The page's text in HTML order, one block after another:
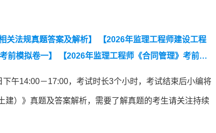
关法规真题答案及解析】
【2026年监理工程师建设工程
前模拟卷一】
【2026年监理工程师《合同管理》考前模
真题汇总（2023-2025）】
午14:00－17:00，考试时长3个小时，考试结束后小编将
）》真题及答案解析，需要了解真题的考生请关注持续